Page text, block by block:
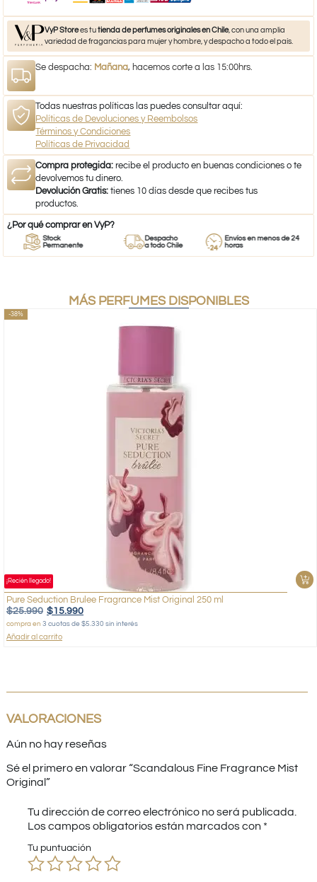
VyP Storees tutienda de perfumes originales en Chile, con una amplia
variedad de fragancias para mujer y hombre, y despacho a todo el país.
Se despacha: Mañana, hacemos corte a las 15:00hrs.
Todas nuestras políticas las puedes consultar aquí:
Políticas de Devoluciones y Reembolsos
Términos y Condiciones
Políticas de Privacidad
Compra protegida: recibe el producto en buenas condiciones o te
devolvemos tu dinero.
Devolución Gratis: tienes 10 días desde que recibes tus
productos.
¿Por qué comprar en VyP?
Stock
Permanente
Despacho
a todo Chile
Envíos en menos de 24
horas
MÁS PERFUMES DISPONIBLES
-38%
¡Recién llegado!
Pure Seduction Brulee Fragrance Mist Original 250 ml
$25.990 $15.990
compra en 3 cuotas de $5.330 sin interés
Añadir al carrito
VALORACIONES
Aún no hay reseñas
Sé el primero en valorar “Scandalous Fine Fragrance Mist
Original”
Tu dirección de correo electrónico no será publicada.
Los campos obligatorios están marcados con *
Tu puntuación